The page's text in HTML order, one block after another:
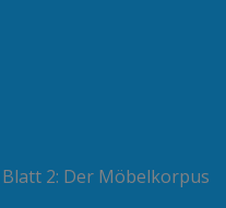
2: Der Möbelkorpus